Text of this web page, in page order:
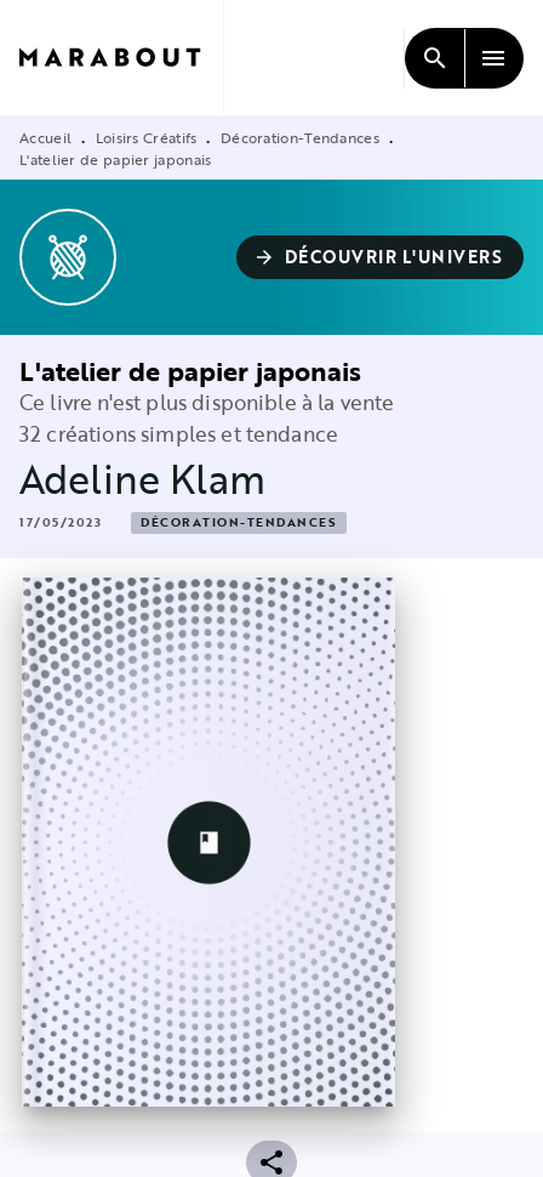
CONTENU
search menu
Accueil • Loisirs Créatifs • Décoration-Tendances •
L'atelier de papier japonais
arrow_forward DÉCOUVRIR L'UNIVERS
L'atelier de papier japonais
Ce livre n'est plus disponible à la vente
32 créations simples et tendance
Adeline Klam
17/05/2023 DÉCORATION-TENDANCES